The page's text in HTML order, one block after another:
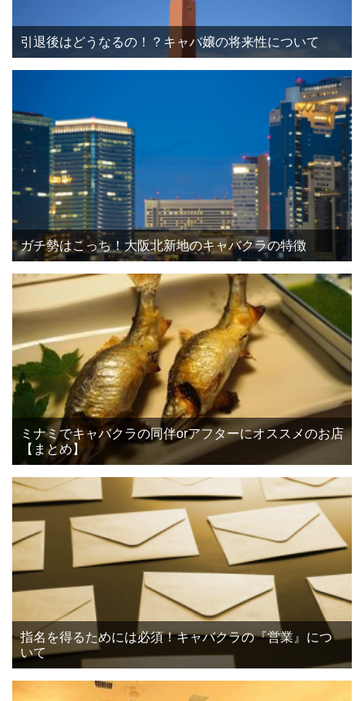
引退後はどうなるの！？キャバ嬢の将来性について
ガチ勢はこっち！大阪北新地のキャバクラの特徴
ミナミでキャバクラの同伴orアフターにオススメのお店
【まとめ】
指名を得るためには必須！キャバクラの『営業』につ
いて